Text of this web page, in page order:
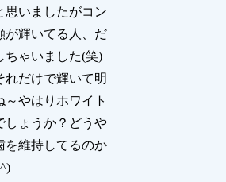
思いましたがコン
が輝いてる人、だ
ちゃいました(笑)
れだけで輝いて明
～やはりホワイト
しょうか？どうや
を維持してるのか